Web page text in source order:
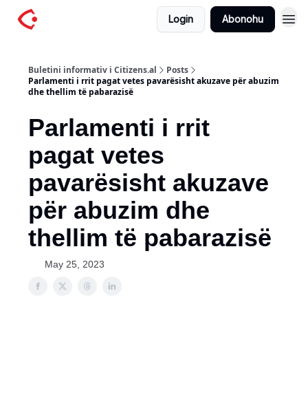
Login Abonohu
Buletini informativ i Citizens.al
Posts
Parlamenti i rrit pagat vetes pavarësisht akuzave për abuzim
dhe thellim të pabarazisë
Parlamenti i rrit
pagat vetes
pavarësisht akuzave
për abuzim dhe
thellim të pabarazisë
May 25, 2023